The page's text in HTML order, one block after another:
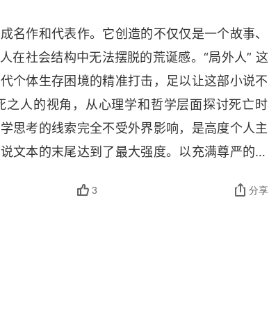
名作和代表作。它创造的不仅仅是一个故事、
在社会结构中无法摆脱的荒诞感。“局外人” 这
个体生存困境的精准打击，足以让这部小说不
人的视角，从心理学和哲学层面探讨死亡时
思考的线索完全不受外界影响，是高度个人主
文本的末尾达到了最大强度。以充满尊严的、
着巨大力量的。一个短短的、结构如此精美
家、思想家的身份。加缪从来都不是那种只会
3 分享